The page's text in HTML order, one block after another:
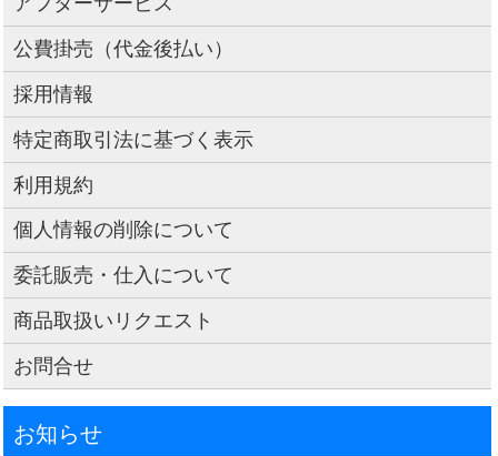
公費掛売（代金後払い）
採用情報
特定商取引法に基づく表示
利用規約
個人情報の削除について
委託販売・仕入について
商品取扱いリクエスト
お問合せ
お知らせ